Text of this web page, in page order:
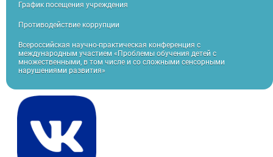
График посещения учреждения
Противодействие коррупции
Всероссийская научно-практическая конференция с
международным участием «Проблемы обучения детей с
множественными, в том числе и со сложными сенсорными
нарушениями развития»